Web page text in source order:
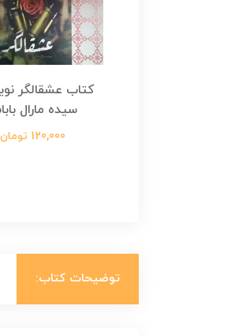
کتاب عشقالگر
سیده مارال
120,000 تومان
توضیحات کتاب: